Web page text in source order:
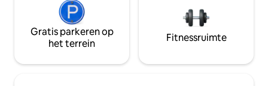
Gratis parkeren op
het terrein
Fitnessruimte